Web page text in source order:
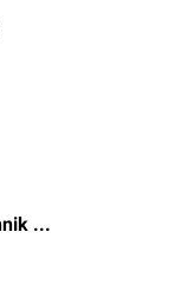
Dr. med. Jannik Winter